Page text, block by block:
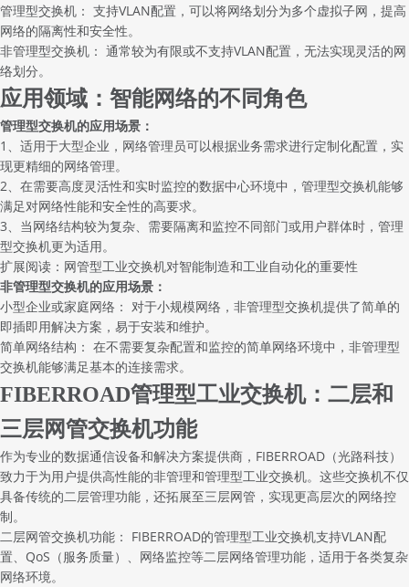
管理型交换机： 支持VLAN配置，可以将网络划分为多个虚拟子网，提高
网络的隔离性和安全性。
非管理型交换机： 通常较为有限或不支持VLAN配置，无法实现灵活的网
络划分。
应用领域：智能网络的不同角色
管理型交换机的应用场景：
1、适用于大型企业，网络管理员可以根据业务需求进行定制化配置，实
现更精细的网络管理。
2、在需要高度灵活性和实时监控的数据中心环境中，管理型交换机能够
满足对网络性能和安全性的高要求。
3、当网络结构较为复杂、需要隔离和监控不同部门或用户群体时，管理
型交换机更为适用。
扩展阅读： 网管型工业交换机对智能制造和工业自动化的重要性
非管理型交换机的应用场景：
小型企业或家庭网络： 对于小规模网络，非管理型交换机提供了简单的
即插即用解决方案，易于安装和维护。
简单网络结构： 在不需要复杂配置和监控的简单网络环境中，非管理型
交换机能够满足基本的连接需求。
FIBERROAD管理型工业交换机：二层和
三层网管交换机功能
作为专业的数据通信设备和解决方案提供商，FIBERROAD（光路科技）
致力于为用户提供高性能的非管理和管理型工业交换机。这些交换机不仅
具备传统的二层管理功能，还拓展至三层网管，实现更高层次的网络控
制。
二层网管交换机功能： FIBERROAD的管理型工业交换机支持VLAN配
置、 QoS （服务质量）、网络监控等二层网络管理功能，适用于各类复杂
网络环境。